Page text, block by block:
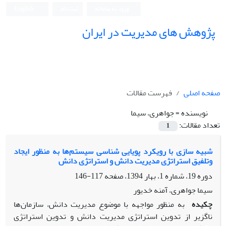
پژوهش های مدیریت در ایران
صفحه اصلی
فهرست مقالات
نویسنده =جواهری، سیما
تعداد مقالات:
1
شبیه سازی با رویکرد پویایی شناسی سیستم‌ها به منظور ایجاد
وتلفیق استراتژی مدیریت دانش و استراتژی دانش
دوره 19، شماره 1، بهار 1394، صفحه
117-146
سیما جواهری، آمنه خدیور
چکیده به منظور مواجهه با موضوع مدیریت دانش، سازمان‌ها
ناگزیر از تدوین استراتژی مدیریت دانش و تدوین استراتژی